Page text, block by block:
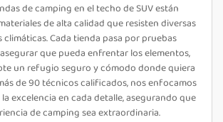
de camping en el techo de SUV están
de alta calidad que resisten diversas
Cada tienda pasa por pruebas
que pueda enfrentar los elementos,
un refugio seguro y cómodo donde quiera
de 90 técnicos calificados, nos enfocamos
excelencia en cada detalle, asegurando que
de camping sea extraordinaria.